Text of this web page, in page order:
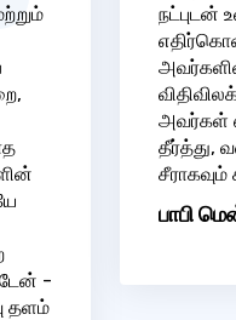
-
தளம்
நட்புடன்
அவர்கள்
தீர்த்து,
சீராகவும்
பாபி